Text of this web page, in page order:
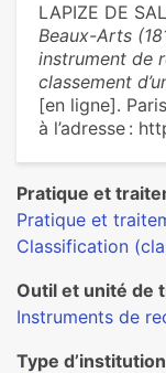
LAPIZE DE
Beaux-Arts
instrument de
classement
[en ligne].
à l’adresse :
Pratique et
Pratique et
Classification
Outil et unité de
Instruments de
Type d’institution